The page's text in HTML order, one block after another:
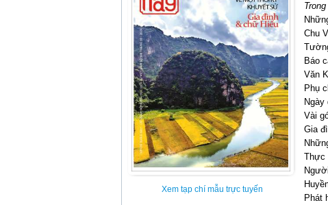
Xem tạp chí mẫu trực tuyến
Chu
Báo
Văn
Phụ
Ngày
Vài
Gia
Thực
Phát